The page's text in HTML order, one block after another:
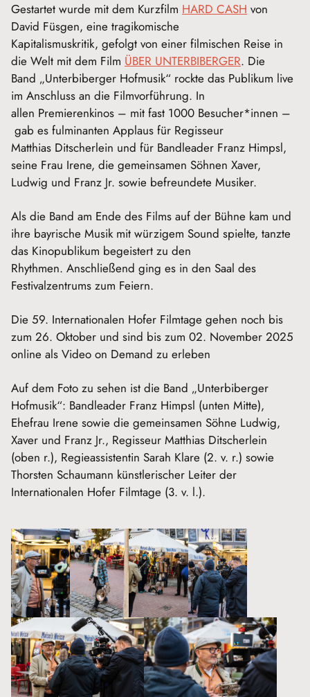
Gestartet wurde mit dem Kurzfilm HARD CASH von
David Füsgen, eine tragikomische
Kapitalismuskritik, gefolgt von einer filmischen Reise in
die Welt mit dem Film ÜBER UNTERBIBERGER. Die
Band „Unterbiberger Hofmusik“ rockte das Publikum live
im Anschluss an die Filmvorführung. In
allen Premierenkinos – mit fast 1000 Besucher*innen –
gab es fulminanten Applaus für Regisseur
Matthias Ditscherlein und für Bandleader Franz Himpsl,
seine Frau Irene, die gemeinsamen Söhnen Xaver,
Ludwig und Franz Jr. sowie befreundete Musiker.
Als die Band am Ende des Films auf der Bühne kam und
ihre bayrische Musik mit würzigem Sound spielte, tanzte
das Kinopublikum begeistert zu den
Rhythmen. Anschließend ging es in den Saal des
Festivalzentrums zum Feiern.
Die 59. Internationalen Hofer Filmtage gehen noch bis
zum 26. Oktober und sind bis zum 02. November 2025
online als Video on Demand zu erleben
Auf dem Foto zu sehen ist die Band „Unterbiberger
Hofmusik“: Bandleader Franz Himpsl (unten Mitte),
Ehefrau Irene sowie die gemeinsamen Söhne Ludwig,
Xaver und Franz Jr., Regisseur Matthias Ditscherlein
(oben r.), Regieassistentin Sarah Klare (2. v. r.) sowie
Thorsten Schaumann künstlerischer Leiter der
Internationalen Hofer Filmtage (3. v. l.).